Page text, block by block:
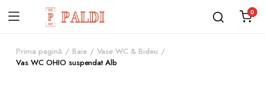
0
Prima pagină Baie
Vase WC & Bideu
Vas WC OHIO suspendat Alb